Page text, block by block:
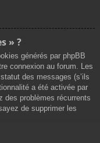
» ?
générés par phpBB
connexion au forum. Les
des messages (s’ils
a été activée par
des problèmes récurrents
de supprimer les